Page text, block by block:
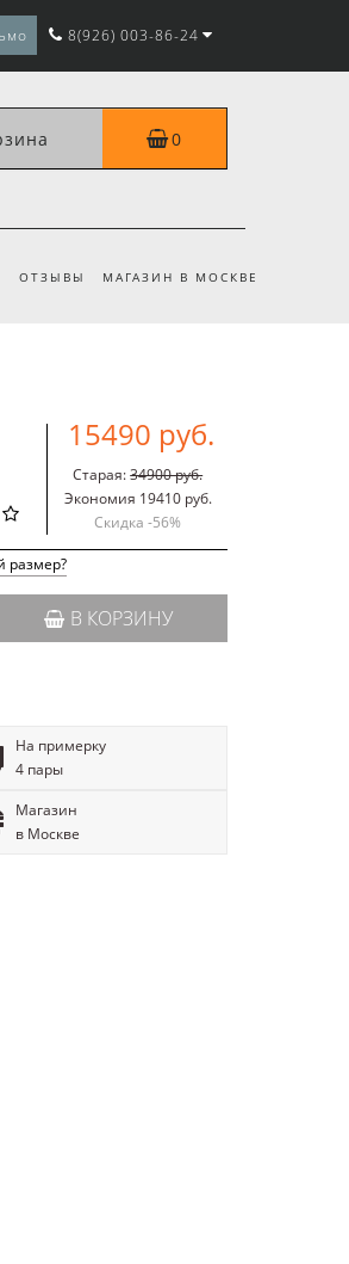
8(926) 003-86-24
0
ОТЗЫВЫ МАГАЗИН В МОСКВЕ
15490 руб.
Старая:34900 руб.
Экономия 19410 руб.
Скидка -56%
размер?
В КОРЗИНУ
На примерку
4 пары
Магазин
в Москве